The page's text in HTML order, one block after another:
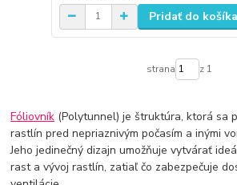
Pridať do košíka
strana z 1
Fóliovník (Polytunnel) je štruktúra, ktorá sa
rastlín pred nepriaznivým počasím a inými
Jeho jedinečný dizajn umožňuje vytvárať
rast a vývoj rastlín, zatiaľ čo zabezpečuje